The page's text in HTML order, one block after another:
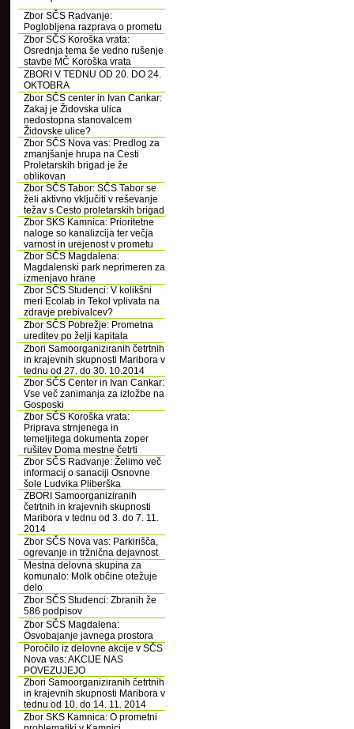
Zbor SČS Radvanje:
Poglobljena razprava o prometu
Zbor SČS Koroška vrata:
Osrednja tema še vedno rušenje
stavbe MČ Koroška vrata
ZBORI V TEDNU OD 20. DO 24.
OKTOBRA
Zbor SČS center in Ivan Cankar:
Zakaj je Židovska ulica
nedostopna stanovalcem
Židovske ulice?
Zbor SČS Nova vas: Predlog za
zmanjšanje hrupa na Cesti
Proletarskih brigad je že
oblikovan
Zbor SČS Tabor: SČS Tabor se
želi aktivno vključiti v reševanje
težav s Cesto proletarskih brigad
Zbor SKS Kamnica: Prioritetne
naloge so kanalizcija ter večja
varnost in urejenost v prometu
Zbor SČS Magdalena:
Magdalenski park neprimeren za
izmenjavo hrane
Zbor SČS Studenci: V kolikšni
meri Ecolab in Tekol vplivata na
zdravje prebivalcev?
Zbor SČS Pobrežje: Prometna
ureditev po želji kapitala
Zbori Samoorganiziranih četrtnih
in krajevnih skupnosti Maribora v
tednu od 27. do 30. 10.2014
Zbor SČS Center in Ivan Cankar:
Vse več zanimanja za izložbe na
Gosposki
Zbor SČS Koroška vrata:
Priprava strnjenega in
temeljitega dokumenta zoper
rušitev Doma mestne četrti
Zbor SČS Radvanje: Želimo več
informacij o sanaciji Osnovne
šole Ludvika Pliberška
ZBORI Samoorganiziranih
četrtnih in krajevnih skupnosti
Maribora v tednu od 3. do 7. 11.
2014
Zbor SČS Nova vas: Parkirišča,
ogrevanje in tržnična dejavnost
Mestna delovna skupina za
komunalo: Molk občine otežuje
delo
Zbor SČS Studenci: Zbranih že
586 podpisov
Zbor SČS Magdalena:
Osvobajanje javnega prostora
Poročilo iz delovne akcije v SČS
Nova vas: AKCIJE NAS
POVEZUJEJO
Zbori Samoorganiziranih četrtnih
in krajevnih skupnosti Maribora v
tednu od 10. do 14. 11. 2014
Zbor SKS Kamnica: O prometni